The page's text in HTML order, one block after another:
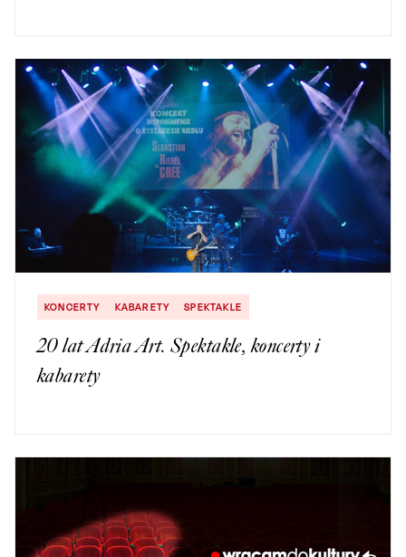
KONCERTY KABARETY SPEKTAKLE
20 lat Adria Art. Spektakle, koncerty i
kabarety